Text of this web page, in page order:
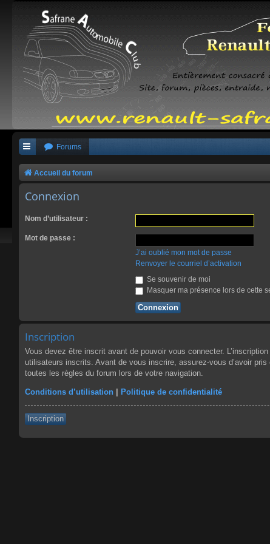
Forums
Accueil du forum
Connexion
Nom d’utilisateur :
Mot de passe :
J’ai oublié mon mot de passe
Renvoyer le courriel d’activation
Se souvenir de moi
Masquer ma présence lors de cette
Inscription
Vous devez être inscrit avant de pouvoir vous connecter.
utilisateurs inscrits. Avant de vous inscrire, assurez-vous d’avoir
toutes les règles du forum lors de votre navigation.
Conditions d’utilisation Politique de confidentialité
Inscription